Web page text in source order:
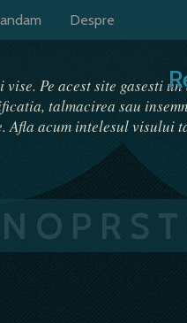
Despre
Pe acest site gasesti
talmacirea sau
acum intelesul visului
N O P R S T